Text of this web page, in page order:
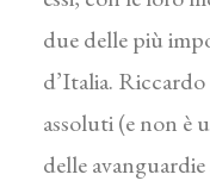
due delle più
d’Italia.
assoluti (e non è
delle